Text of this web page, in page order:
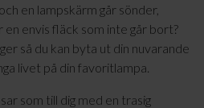
en lampskärm går sönder,
envis fläck som inte går bort?
så du kan byta ut din nuvarande
livet på din favoritlampa.
som till dig med en trasig